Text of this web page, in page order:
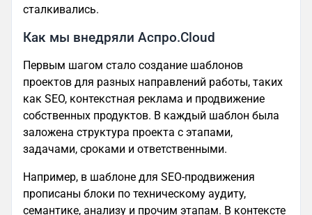
сталкивались.
Как мы внедряли Аспро.Cloud
Первым шагом стало создание шаблонов
проектов для разных направлений работы, таких
как SEO, контекстная реклама и продвижение
собственных продуктов. В каждый шаблон была
заложена структура проекта с этапами,
задачами, сроками и ответственными.
Например, в шаблоне для SEO-продвижения
прописаны блоки по техническому аудиту,
семантике, анализу и прочим этапам. В контексте